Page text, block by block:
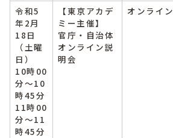
令和5
年2月
18日
（土曜
日）
10時00
分～10
時45分
11時00
分～11
時45分
【東京アカデ
ミー主催】
官庁・自治体
オンライン説
明会
オンライン